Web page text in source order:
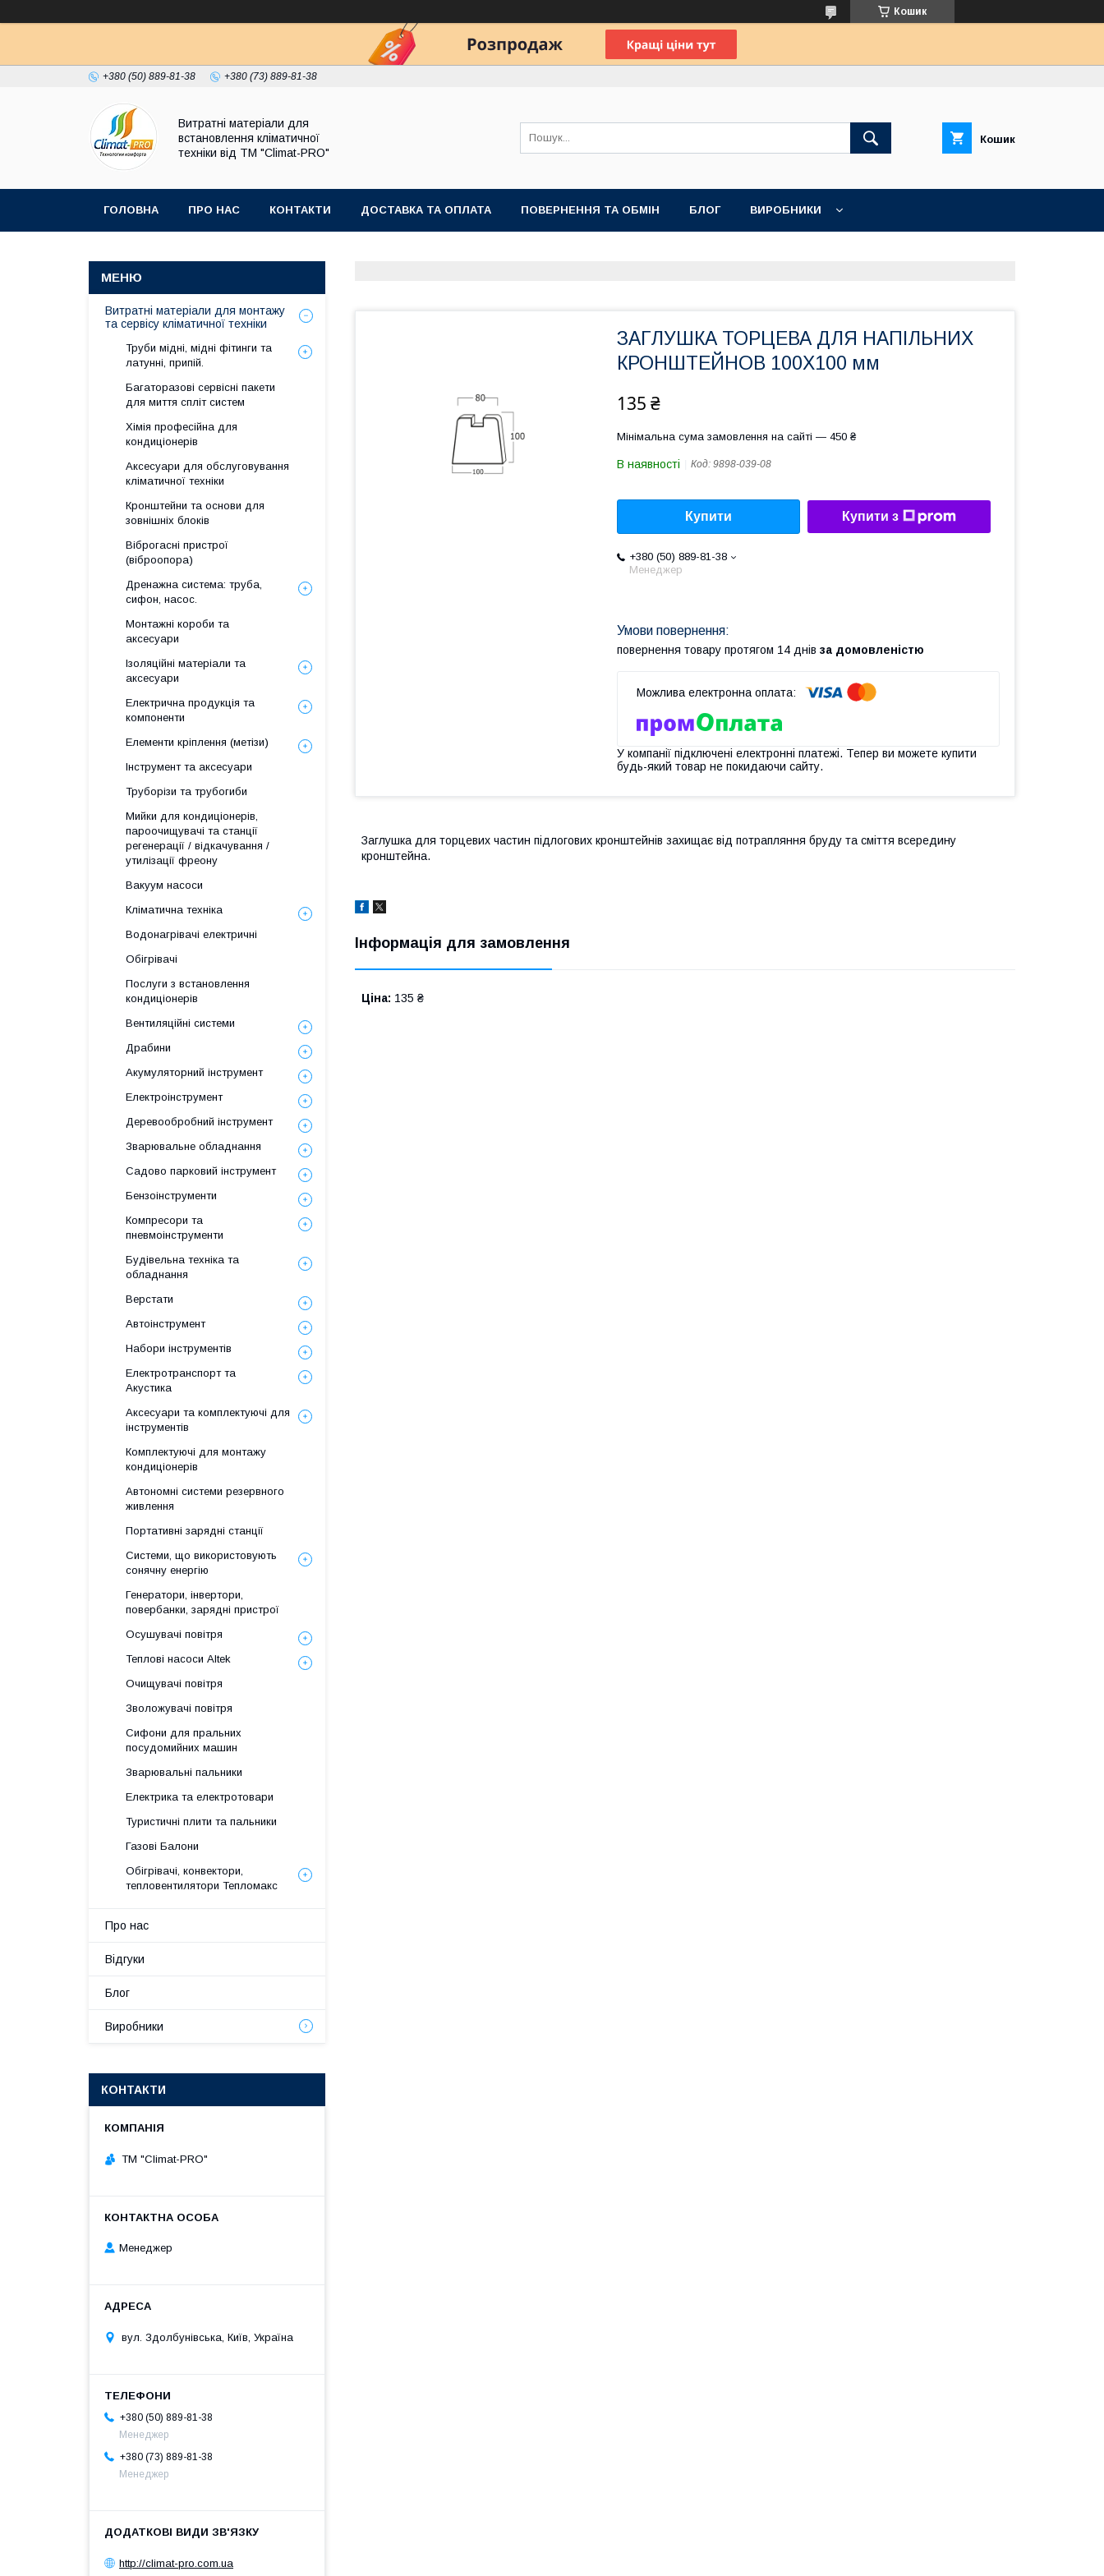
Кошик
+380 (50) 889-81-38 +380 (73) 889-81-38
Витратні матеріали для
встановлення кліматичної
техніки від ТМ "Climat-PRO"
Кошик
ГОЛОВНА ПРО НАС КОНТАКТИ ДОСТАВКА ТА ОПЛАТА ПОВЕРНЕННЯ ТА ОБМІН БЛОГ ВИРОБНИКИ
ЗАГЛУШКА ТОРЦЕВА ДЛЯ НАПІЛЬНИХ
КРОНШТЕЙНОВ 100Х100 мм
135 ₴
Мінімальна сума замовлення на сайті — 450 ₴
В наявності Код: 9898-039-08
Купити Купити з
+380 (50) 889-81-38
Менеджер
повернення товару протягом 14 днів за домовленістю
У компанії підключені електронні платежі. Тепер ви можете купити
будь-який товар не покидаючи сайту.
Заглушка для торцевих частин підлогових кронштейнів захищає від потрапляння бруду та сміття всередину
кронштейна.
Інформація для замовлення
Ціна: 135 ₴
Витратні матеріали для монтажу
та сервісу кліматичної техніки
Труби мідні, мідні фітинги та
латунні, припій.
Багаторазові сервісні пакети
для миття спліт систем
Хімія професійна для
кондиціонерів
Аксесуари для обслуговування
кліматичної техніки
Кронштейни та основи для
зовнішніх блоків
Віброгасні пристрої
(віброопора)
Дренажна система: труба,
сифон, насос.
Монтажні короби та
аксесуари
Ізоляційні матеріали та
аксесуари
Електрична продукція та
компоненти
Елементи кріплення (метізи)
Інструмент та аксесуари
Труборізи та трубогиби
Мийки для кондиціонерів,
пароочищувачі та станції
регенерації / відкачування /
утилізації фреону
Вакуум насоси
Кліматична техніка
Водонагрівачі електричні
Обігрівачі
Послуги з встановлення
кондиціонерів
Вентиляційні системи
Драбини
Акумуляторний інструмент
Електроінструмент
Деревообробний інструмент
Зварювальне обладнання
Садово парковий інструмент
Бензоінструменти
Компресори та
пневмоінструменти
Будівельна техніка та
обладнання
Верстати
Автоінструмент
Набори інструментів
Електротранспорт та
Акустика
Аксесуари та комплектуючі для
інструментів
Комплектуючі для монтажу
кондиціонерів
Автономні системи резервного
живлення
Портативні зарядні станції
Системи, що використовують
сонячну енергію
Генератори, інвертори,
повербанки, зарядні пристрої
Осушувачі повітря
Теплові насоси Altek
Очищувачі повітря
Зволожувачі повітря
Сифони для пральних
посудомийних машин
Зварювальні пальники
Електрика та електротовари
Туристичні плити та пальники
Газові Балони
Обігрівачі, конвектори,
тепловентилятори Тепломакс
Про нас
Відгуки
Блог
Виробники
КОНТАКТИ
ТМ "Climat-PRO"
Менеджер
вул. Здолбунівська, Київ, Україна
+380 (50) 889-81-38
Менеджер
+380 (73) 889-81-38
Менеджер
http://climat-pro.com.ua